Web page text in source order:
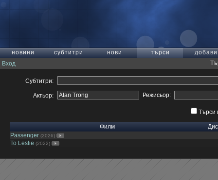
новини субтитри нови търси
добави
Вход
Субтитри:
Актьор: Режисьор:
Търси
Филм
Passenger (2026)
To Leslie (2022)